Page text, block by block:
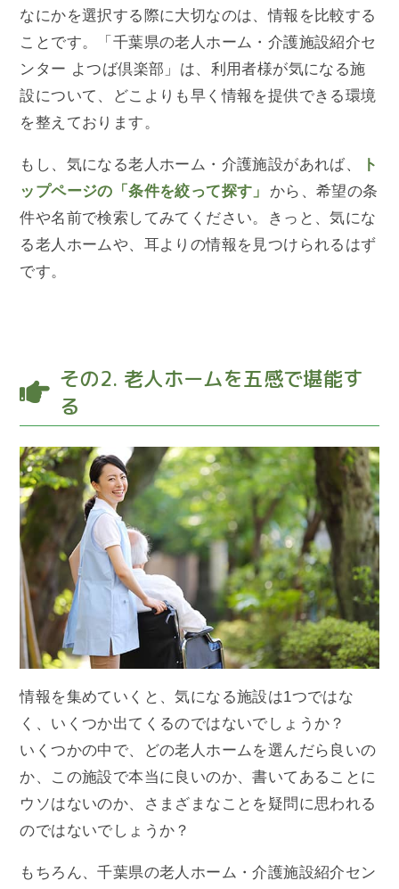
なにかを選択する際に大切なのは、情報を比較する
ことです。「千葉県の老人ホーム・介護施設紹介セ
ンター よつば倶楽部」は、利用者様が気になる施
設について、どこよりも早く情報を提供できる環境
を整えております。
もし、気になる老人ホーム・介護施設があれば、
ト
ップページの「条件を絞って探す」
から、希望の条
件や名前で検索してみてください。きっと、気にな
る老人ホームや、耳よりの情報を見つけられるはず
です。
その2. 老人ホームを五感で堪能す
る
情報を集めていくと、気になる施設は1つではな
く、いくつか出てくるのではないでしょうか？
いくつかの中で、どの老人ホームを選んだら良いの
か、この施設で本当に良いのか、書いてあることに
ウソはないのか、さまざまなことを疑問に思われる
のではないでしょうか？
もちろん、千葉県の老人ホーム・介護施設紹介セン